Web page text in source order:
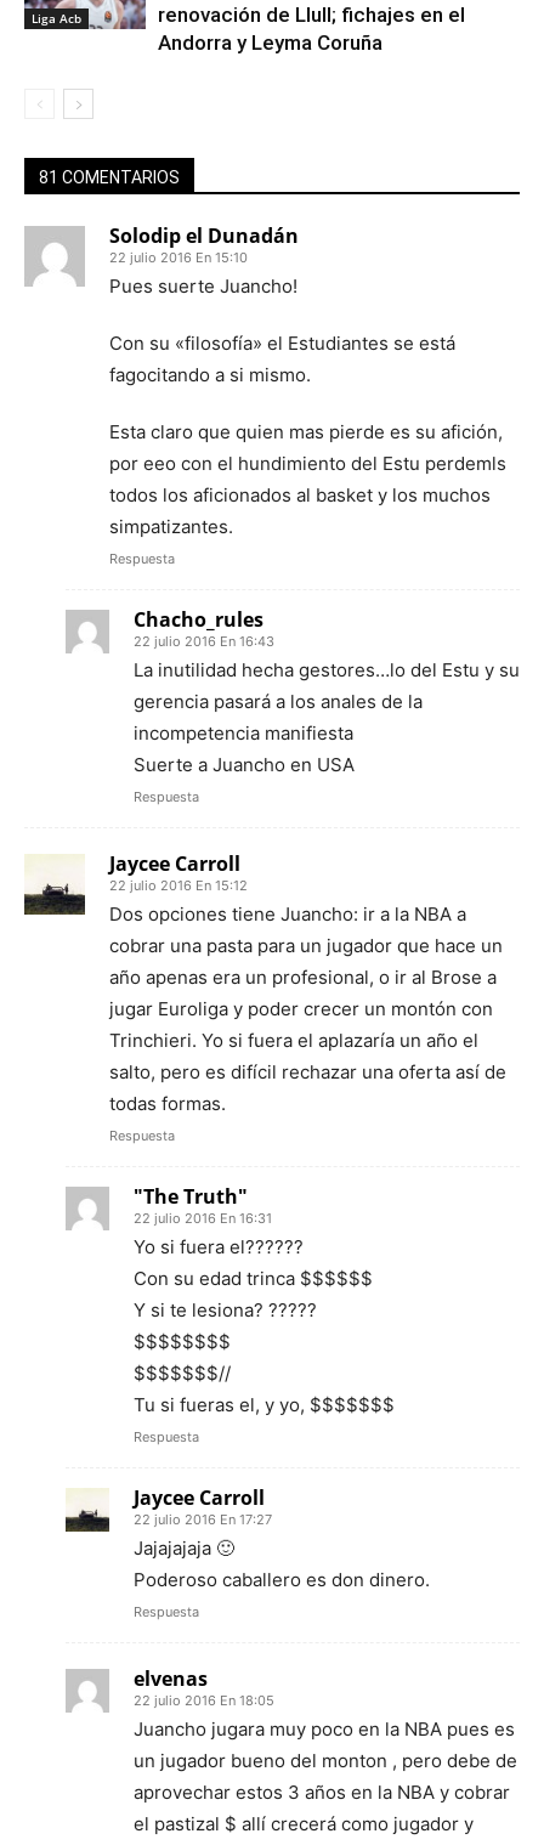
Liga Acb
renovación de Llull; fichajes en el
Andorra y Leyma Coruña
81 COMENTARIOS
Solodip el Dunadán
22 julio 2016 En 15:10
Pues suerte Juancho!
Con su «filosofía» el Estudiantes se está
fagocitando a si mismo.
Esta claro que quien mas pierde es su afición,
por eeo con el hundimiento del Estu perdemls
todos los aficionados al basket y los muchos
simpatizantes.
Respuesta
Chacho_rules
22 julio 2016 En 16:43
La inutilidad hecha gestores…lo del Estu y su
gerencia pasará a los anales de la
incompetencia manifiesta
Suerte a Juancho en USA
Respuesta
Jaycee Carroll
22 julio 2016 En 15:12
Dos opciones tiene Juancho: ir a la NBA a
cobrar una pasta para un jugador que hace un
año apenas era un profesional, o ir al Brose a
jugar Euroliga y poder crecer un montón con
Trinchieri. Yo si fuera el aplazaría un año el
salto, pero es difícil rechazar una oferta así de
todas formas.
Respuesta
"The Truth"
22 julio 2016 En 16:31
Yo si fuera el??????
Con su edad trinca $$$$$$
Y si te lesiona? ?????
$$$$$$$$
$$$$$$$//
Tu si fueras el, y yo, $$$$$$$
Respuesta
Jaycee Carroll
22 julio 2016 En 17:27
Jajajajaja 🙂
Poderoso caballero es don dinero.
Respuesta
elvenas
22 julio 2016 En 18:05
Juancho jugara muy poco en la NBA pues es
un jugador bueno del monton , pero debe de
aprovechar estos 3 años en la NBA y cobrar
el pastizal $ allí crecerá como jugador y